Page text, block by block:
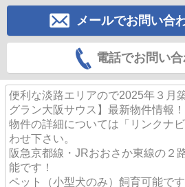
メールでお問い合
電話でお問い
便利な淡路エリアので2025年３月
グラン大阪サウス】最新物件情報！
物件の詳細については「リンクナ
わせ下さい。
阪急京都線・JRおおさか東線の２
能です！
ペット（小型犬のみ）飼育可能です